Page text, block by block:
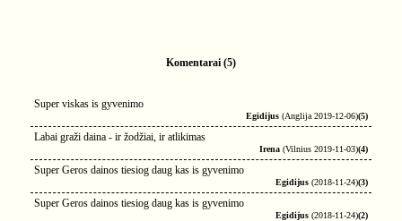
Komentarai (5)
Super viskas is gyvenimo
Egidijus (Anglija 2019-12-06)(5)
Labai graži daina - ir žodžiai, ir atlikimas
Irena (Vilnius 2019-11-03)(4)
Super Geros dainos tiesiog daug kas is gyvenimo
Egidijus (2018-11-24)(3)
Super Geros dainos tiesiog daug kas is gyvenimo
Egidijus (2018-11-24)(2)